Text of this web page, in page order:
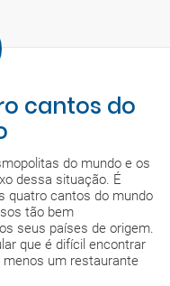
cantos do
do mundo e os
dessa situação. É
quatro cantos do mundo
tão bem
seus países de origem.
que é difícil encontrar
menos um restaurante